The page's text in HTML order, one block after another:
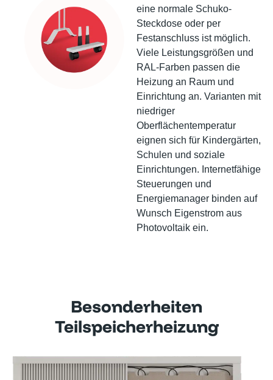
eine normale Schuko-
Steckdose oder per
Festanschluss ist möglich.
Viele Leistungsgrößen und
RAL-Farben passen die
Heizung an Raum und
Einrichtung an. Varianten mit
niedriger
Oberflächentemperatur
eignen sich für Kindergärten,
Schulen und soziale
Einrichtungen. Internetfähige
Steuerungen und
Energiemanager binden auf
Wunsch Eigenstrom aus
Photovoltaik ein.
Besonderheiten
Teilspeicherheizung